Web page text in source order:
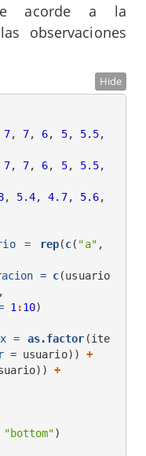
acorde a la
observaciones
Hide
7, 7, 6, 5, 5.5
7, 7, 6, 5, 5.5
, 5.4, 4.7, 5.6
= rep(c( "a"
= c(usuario
1 :10)
x = as.factor (ite
= usuario)) +
+
"bottom")